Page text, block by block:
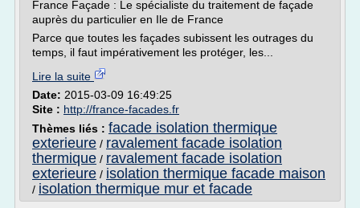
France Façade : Le spécialiste du traitement de façade
auprès du particulier en Ile de France
Parce que toutes les façades subissent les outrages du
temps, il faut impérativement les protéger, les...
Lire la suite
Date: 2015-03-09 16:49:25
Site : http://france-facades.fr
Thèmes liés : facade isolation thermique
exterieure / ravalement facade isolation
thermique / ravalement facade isolation
exterieure / isolation thermique facade maison
/ isolation thermique mur et facade